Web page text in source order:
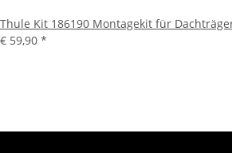
Thule Kit 186190 Montagekit für
€ 59,90 *